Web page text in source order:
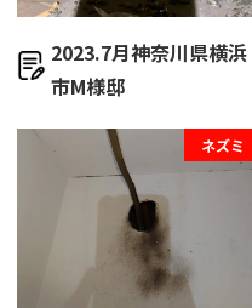
2023.7月神奈川県横浜
市M様邸
ネズミ